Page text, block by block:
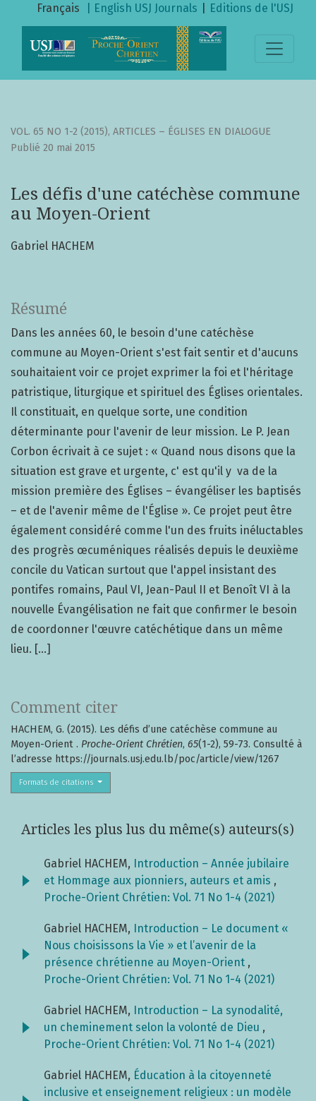
Les défis d&#039;une catéchèse commune au Moyen-
Français | English USJ Journals Editions de l'USJ
VOL. 65 NO 1-2 (2015), ARTICLES – ÉGLISES EN DIALOGUE
Les défis d'une catéchèse commune
au Moyen-Orient
Publié 20 mai 2015
Gabriel HACHEM
Comment citer
HACHEM, G. (2015). Les défis d’une catéchèse commune au
Moyen-Orient . Proche-Orient Chrétien, 65(1-2), 59-73. Consulté à
l’adresse https://journals.usj.edu.lb/poc/article/view/1267
Formats de citations
Résumé
Dans les années 60, le besoin d'une catéchèse
commune au Moyen-Orient s'est fait sentir et d'aucuns
souhaitaient voir ce projet exprimer la foi et l'héritage
patristique, liturgique et spirituel des Églises orientales.
Il constituait, en quelque sorte, une condition
déterminante pour l'avenir de leur mission. Le P. Jean
Corbon écrivait à ce sujet : « Quand nous disons que la
situation est grave et urgente, c' est qu'il y va de la
mission première des Églises – évangéliser les baptisés
– et de l'avenir même de l'Église ». Ce projet peut être
également considéré comme l'un des fruits inéluctables
des progrès œcuméniques réalisés depuis le deuxième
concile du Vatican surtout que l'appel insistant des
pontifes romains, Paul VI, Jean-Paul II et Benoît VI à la
nouvelle Évangélisation ne fait que confirmer le besoin
de coordonner l'œuvre catéchétique dans un même
lieu. [...]
Articles les plus lus du même(s) auteurs(s)
Gabriel HACHEM, Introduction – Année jubilaire
et Hommage aux pionniers, auteurs et amis ,
Proche-Orient Chrétien: Vol. 71 No 1-4 (2021)
Gabriel HACHEM, Introduction – Le document «
Nous choisissons la Vie » et l’avenir de la
présence chrétienne au Moyen-Orient ,
Proche-Orient Chrétien: Vol. 71 No 1-4 (2021)
Gabriel HACHEM, Introduction – La synodalité,
un cheminement selon la volonté de Dieu ,
Proche-Orient Chrétien: Vol. 71 No 1-4 (2021)
Gabriel HACHEM, Éducation à la citoyenneté
inclusive et enseignement religieux : un modèle